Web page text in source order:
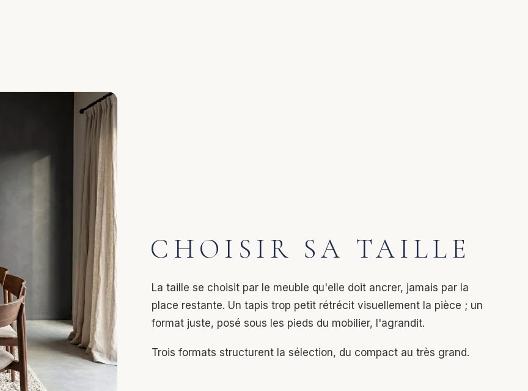
CHOISIR SA TAILLE
La taille se choisit par le meuble qu'elle doit ancrer, jamais par la
place restante. Un tapis trop petit rétrécit visuellement la pièce ; un
format juste, posé sous les pieds du mobilier, l'agrandit.
Trois formats structurent la sélection, du compact au très grand.